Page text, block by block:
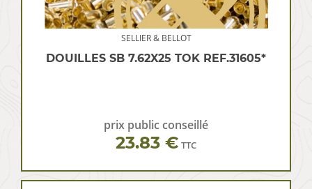
SELLIER & BELLOT
DOUILLES SB 7.62X25 TOK REF.31605*
prix public conseillé
23.83 € TTC